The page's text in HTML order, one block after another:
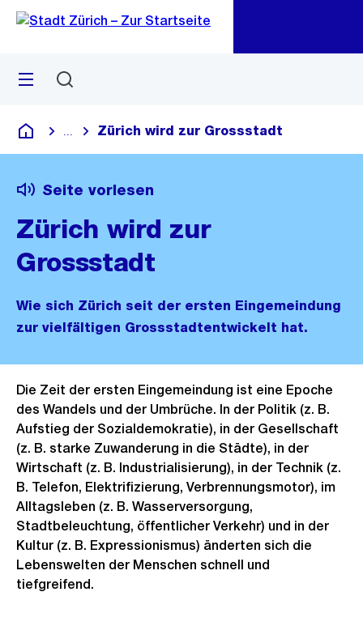
Navigation
Sprunglink
Menü
Deutsch
Blende alle Breadcrumbs ein
Zürich wird zur Grossstadt
Seite vorlesen
Zürich wird zur
Grossstadt
Wie sich Zürich seit der ersten Eingemeindung
zur vielfältigen Grossstadtentwickelt hat.
Die Zeit der ersten Eingemeindung ist eine Epoche
des Wandels und der Umbrüche. In der Politik (z. B.
Aufstieg der Sozialdemokratie), in der Gesellschaft
(z. B. starke Zuwanderung in die Städte), in der
Wirtschaft (z. B. Industrialisierung), in der Technik (z.
B. Telefon, Elektrifizierung, Verbrennungsmotor), im
Alltagsleben (z. B. Wasserversorgung,
Stadtbeleuchtung, öffentlicher Verkehr) und in der
Kultur (z. B. Expressionismus) änderten sich die
Lebenswelten der Menschen schnell und
tiefgreifend.